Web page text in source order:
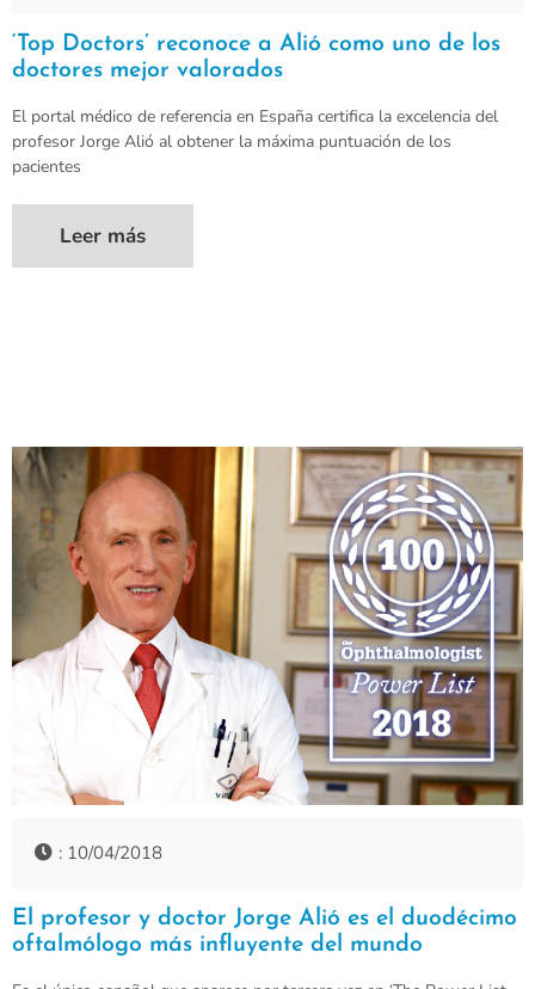
‘Top Doctors’ reconoce a Alió como uno de los
doctores mejor valorados
El portal médico de referencia en España certifica la excelencia del
profesor Jorge Alió al obtener la máxima puntuación de los
pacientes
Leer más
: 10/04/2018
El profesor y doctor Jorge Alió es el duodécimo
oftalmólogo más influyente del mundo